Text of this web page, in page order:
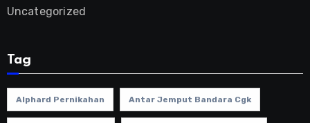
Uncategorized
Tag
Alphard Pernikahan Antar Jemput Bandara Cgk